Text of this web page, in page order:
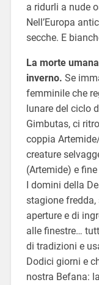
a ridurli a nude
Nell’Europa
secche. E
La morte
inverno. Se
femminile che
lunare del ciclo
Gimbutas, ci
coppia
creature
(Artemide) e
I domini della
stagione
aperture e di
alle finestre…
di tradizioni e
Dodici giorni e
nostra Befana: